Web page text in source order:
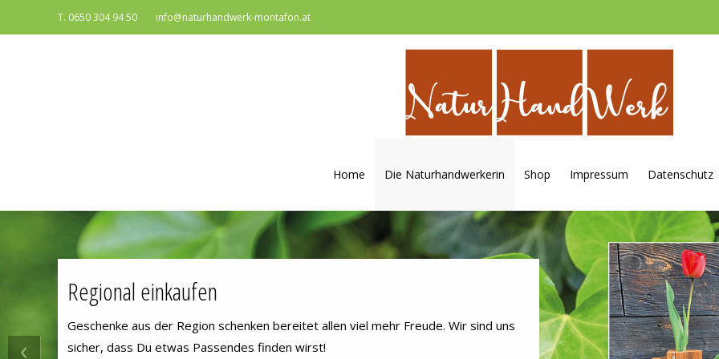
T. 0650 304 94 50 info@naturhandwerk-montafon.at
Home Die Naturhandwerkerin Shop Impressum Datenschutz
Regional einkaufen
Geschenke aus der Region schenken bereitet allen viel mehr Freude. Wir sind uns
sicher, dass Du etwas Passendes finden wirst!
‹